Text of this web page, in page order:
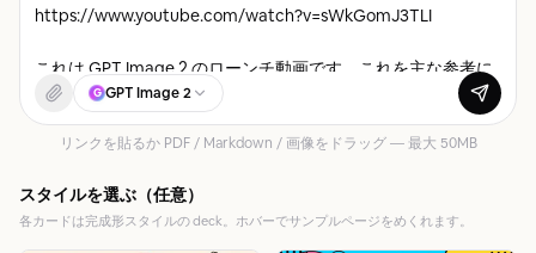
ブログ
更新情報
G GPT Image 2
リンクを貼るか PDF / Markdown / 画像をドラッグ — 最大 50MB
スタイルを選ぶ（任意）
各カードは完成形スタイルの deck。ホバーでサンプルページをめくれます。